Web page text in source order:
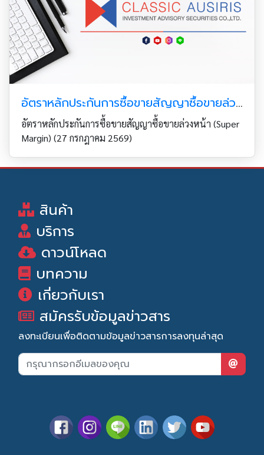
อัตราหลักประกันการซื้อขายสัญญาซื้อขายล่วงหน้า (Super Margin) (27 กรกฎาคม 2569)
อัตราหลักประกันการซื้อขายสัญญาซื้อขายล่วงหน้า (Super
Margin) (27 กรกฎาคม 2569)
สินค้า
บริการ
ดาวน์โหลด
บทความ
เกี่ยวกับเรา
สมัครรับข้อมูลข่าวสาร
ลงทะเบียนเพื่อติดตามข้อมูลข่าวสารการลงทุนล่าสุด